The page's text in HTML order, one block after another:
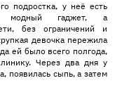
подростка, у неё есть
гаджет, а
без ограничений и
девочка пережила
ей было всего полгода,
Через два дня у
появилась сыпь, а затем